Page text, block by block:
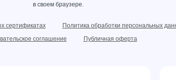
в своем браузере.
сертификатах
Политика обработки персональных
соглашение
Публичная оферта